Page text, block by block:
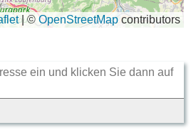
|© OpenStreetMapcontributors
ein und klicken Sie dann auf